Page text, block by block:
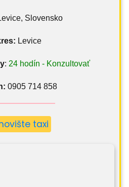
Slovensko
Levice
: 24 hodín - Konzultovať
0905 714 858
taxi